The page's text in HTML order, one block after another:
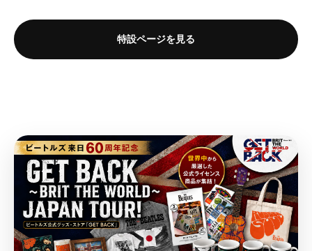
特設ページを見る